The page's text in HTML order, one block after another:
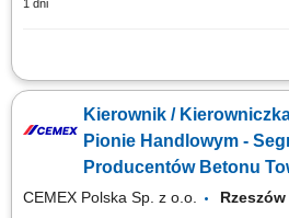
1 dni
Opis stanowiska Rozwijanie sprzedaży
kontrahentów oraz budowanie
Prowadzenie spotkań, przygotowywanie
współpracy. Monitorowanie rynku oraz...
Kierownik / Kierowniczka
Pionie Handlowym -
Producentów Betonu
CEMEX Polska Sp. z o.o.